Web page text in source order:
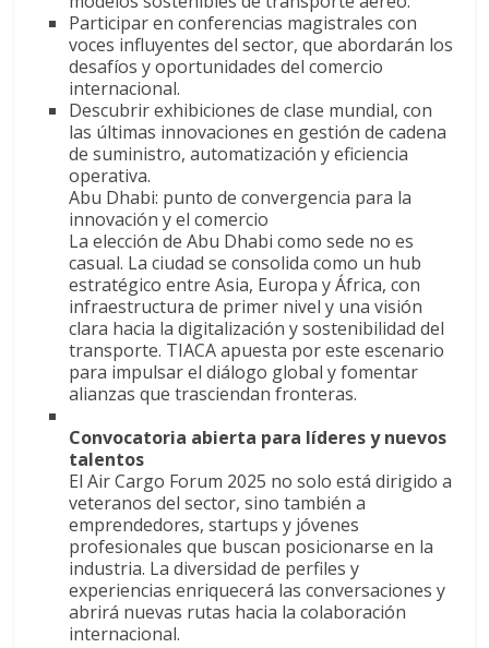
Participar en conferencias magistrales con
voces influyentes del sector, que abordarán los
desafíos y oportunidades del comercio
internacional.
Descubrir exhibiciones de clase mundial, con
las últimas innovaciones en gestión de cadena
de suministro, automatización y eficiencia
operativa.
Abu Dhabi: punto de convergencia para la
innovación y el comercio
La elección de Abu Dhabi como sede no es
casual. La ciudad se consolida como un hub
estratégico entre Asia, Europa y África, con
infraestructura de primer nivel y una visión
clara hacia la digitalización y sostenibilidad del
transporte. TIACA apuesta por este escenario
para impulsar el diálogo global y fomentar
alianzas que trasciendan fronteras.
Convocatoria abierta para líderes y nuevos
talentos
El Air Cargo Forum 2025 no solo está dirigido a
veteranos del sector, sino también a
emprendedores, startups y jóvenes
profesionales que buscan posicionarse en la
industria. La diversidad de perfiles y
experiencias enriquecerá las conversaciones y
abrirá nuevas rutas hacia la colaboración
internacional.